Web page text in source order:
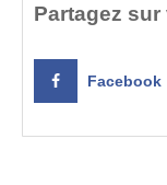
Partagez
Facebook